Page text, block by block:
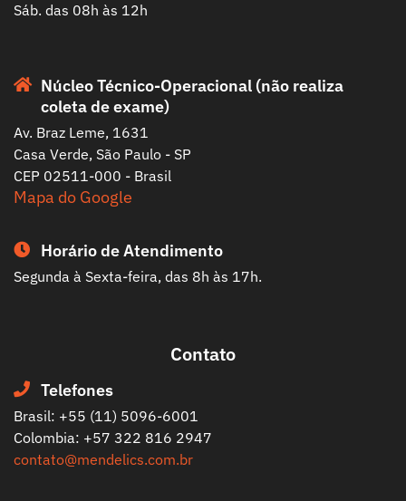
Sáb. das 08h às 12h
Núcleo Técnico-Operacional (não realiza
coleta de exame)
Av. Braz Leme, 1631
Casa Verde, São Paulo - SP
CEP 02511-000 - Brasil
Mapa do Google
Horário de Atendimento
Segunda à Sexta-feira, das 8h às 17h.
Contato
Telefones
Brasil: +55 (11) 5096-6001
Colombia: +57 322 816 2947
contato@mendelics.com.br